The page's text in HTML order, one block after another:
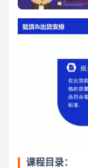
课程目录：